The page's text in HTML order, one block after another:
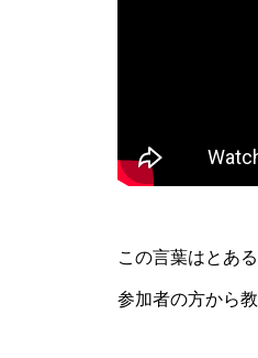
この言葉はとあ
参加者の方から